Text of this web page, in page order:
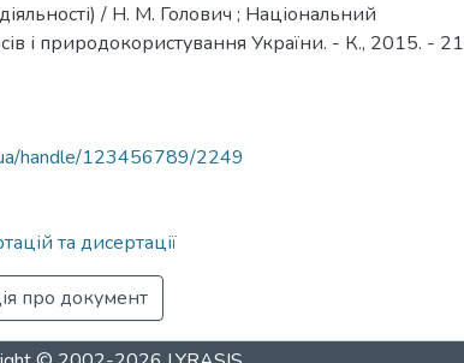
/ Н. М. Голович ; Національний
і природокористування України. - К., 2015. - 21
handle/123456789/2249
та дисертації
про документ